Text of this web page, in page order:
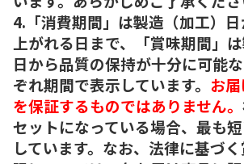
4.「消費期間」は製造（加工）
上がれる日まで、「賞味期間」は
日から品質の保持が十分に可能
ぞれ期間で表示しています。 お
を保証するものではありません。
セットになっている場合、最も
しています。なお、法律に基づ